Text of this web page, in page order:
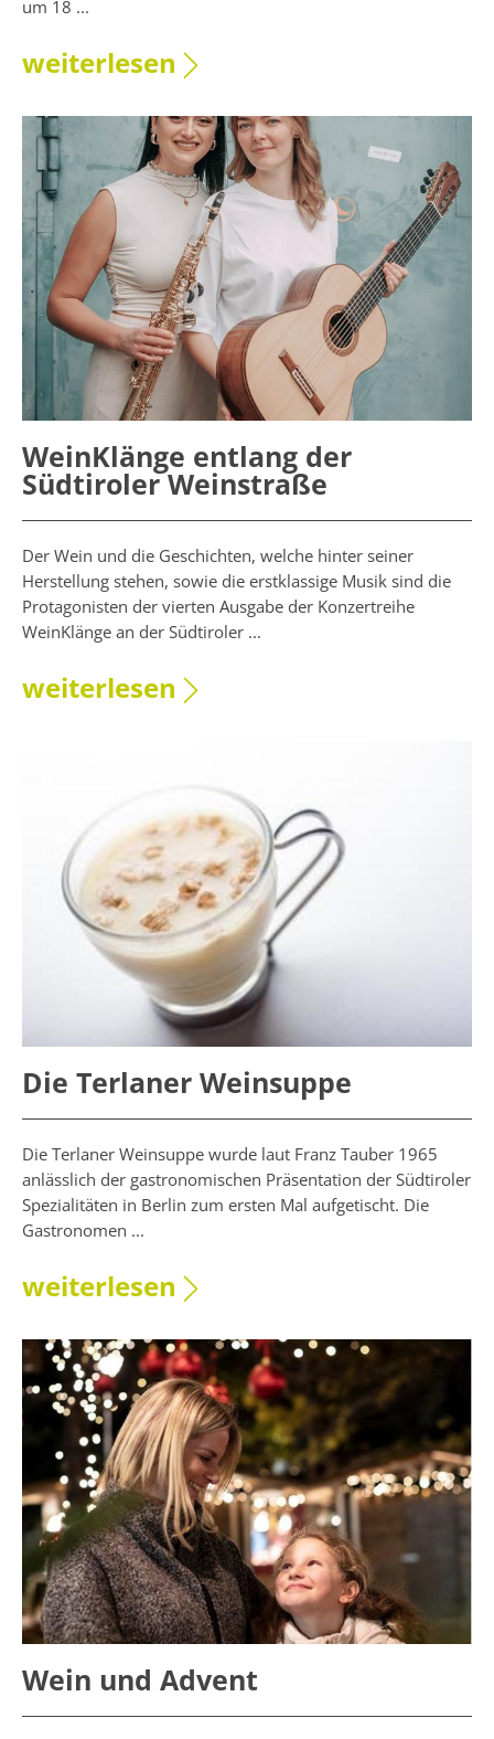
um 18 ...
weiterlesen
WeinKlänge entlang der
Südtiroler Weinstraße
Der Wein und die Geschichten, welche hinter seiner
Herstellung stehen, sowie die erstklassige Musik sind die
Protagonisten der vierten Ausgabe der Konzertreihe
WeinKlänge an der Südtiroler ...
weiterlesen
Die Terlaner Weinsuppe
Die Terlaner Weinsuppe wurde laut Franz Tauber 1965
anlässlich der gastronomischen Präsentation der Südtiroler
Spezialitäten in Berlin zum ersten Mal aufgetischt. Die
Gastronomen ...
weiterlesen
Wein und Advent